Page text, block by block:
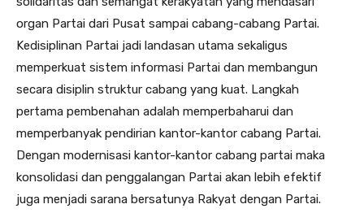
organ Partai dari Pusat sampai cabang-cabang Partai.
Kedisiplinan Partai jadi landasan utama sekaligus
memperkuat sistem informasi Partai dan membangun
secara disiplin struktur cabang yang kuat. Langkah
pertama pembenahan adalah memperbaharui dan
memperbanyak pendirian kantor-kantor cabang Partai.
Dengan modernisasi kantor-kantor cabang partai maka
konsolidasi dan penggalangan Partai akan lebih efektif
juga menjadi sarana bersatunya Rakyat dengan Partai.